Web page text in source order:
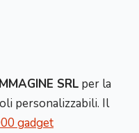
SRL per la
personalizzabili. Il
gadget